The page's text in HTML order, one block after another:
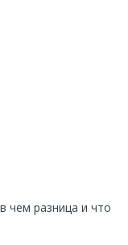
чем разница и что